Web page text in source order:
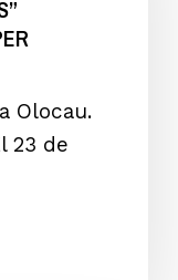
Olocau.
23 de